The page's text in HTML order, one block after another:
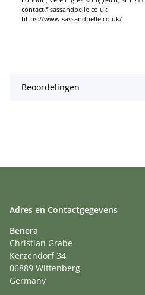
contact@sassandbelle.co.uk
https://www.sassandbelle.co.uk/
Beoordelingen
Adres en Contactgegevens
Benera
Christian Grabe
Kerzendorf 34
06889 Wittenberg
Germany